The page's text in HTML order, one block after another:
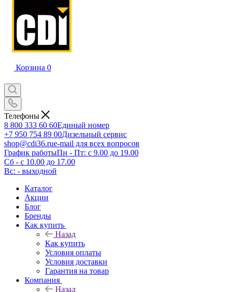
Корзина 0
Телефоны
8 800 333 60 60Единый номер
+7 950 754 89 00Дизельный сервис
shop@cdi36.rue-mail для всех вопросов
График работыПн - Пт: с 9.00 до 19.00
Сб - с 10.00 до 17.00
Вс: - выходной
Каталог
Акции
Блог
Бренды
Как купить
Назад
Как купить
Условия оплаты
Условия доставки
Гарантия на товар
Компания
Назад